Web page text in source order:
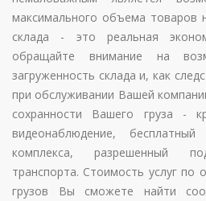
максимального объема товаров
склада - это реальная
обращайте внимание на
загруженность склада и, как
при обслуживании Вашей
сохранности Вашего груза -
видеонаблюдение,
комплекса, разрешенный
транспорта. Стоимость услуг по
грузов Вы сможете найти